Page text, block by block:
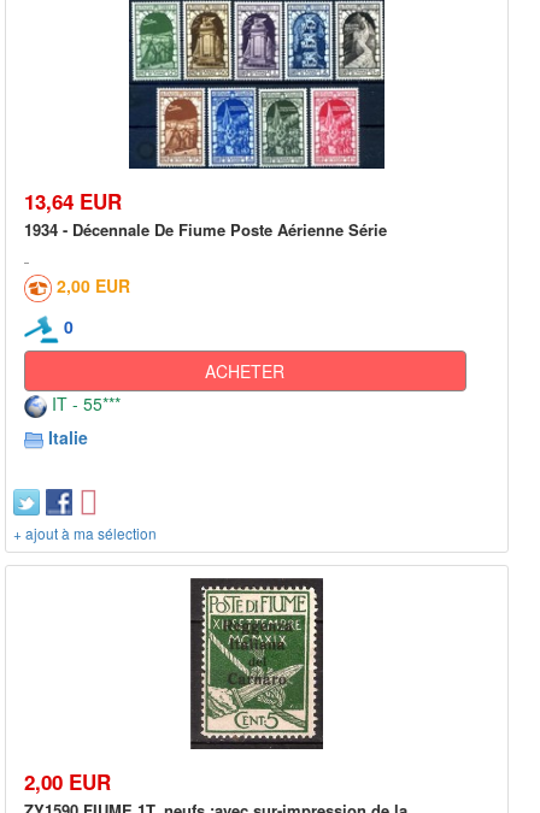
13,64 EUR
1934 - Décennale De Fiume Poste Aérienne Série
2,00 EUR
0
ACHETER
IT - 55***
Italie
+ ajout à ma sélection
2,00 EUR